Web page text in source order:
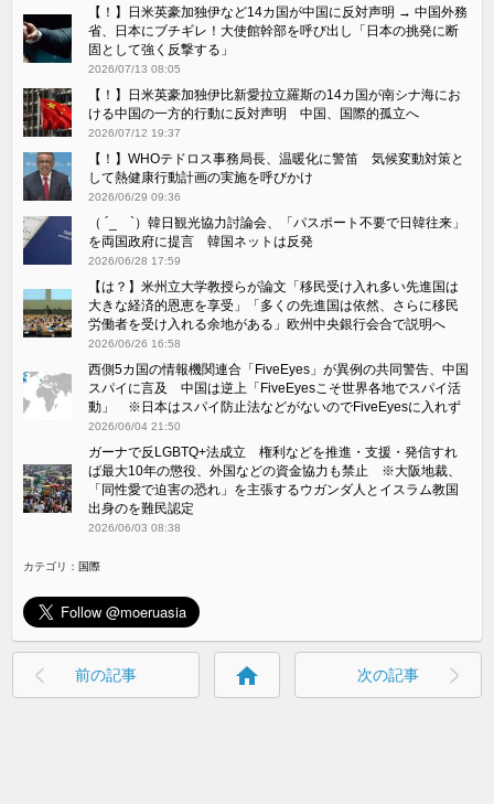
【！】日米英豪加独伊など14カ国が中国に反対声明 → 中国外務
省、日本にブチギレ！大使館幹部を呼び出し「日本の挑発に断
固として強く反撃する」
2026/07/13 08:05
【！】日米英豪加独伊比新愛拉立羅斯の14カ国が南シナ海にお
ける中国の一方的行動に反対声明 中国、国際的孤立へ
2026/07/12 19:37
【！】WHOテドロス事務局長、温暖化に警笛 気候変動対策と
して熱健康行動計画の実施を呼びかけ
2026/06/29 09:36
（ ´_ゝ`）韓日観光協力討論会、「パスポート不要で日韓往来」
を両国政府に提言 韓国ネットは反発
2026/06/28 17:59
【は？】米州立大学教授らが論文⁠「移民受け入れ多い先進国は
大きな経済的恩恵を享受」「多くの先進国は依然、さ​らに移民
労働者を受け入れる余地がある」欧州中央銀行会合で説明へ
2026/06/26 16:58
西側5カ国の情報機関連合「FiveEyes」が異例の共同警告、中国
スパイに言及 中国は逆上「FiveEyesこそ世界各地でスパイ活
動」 ※日本はスパイ防止法などがないのでFiveEyesに入れず
2026/06/04 21:50
ガーナで反LGBTQ+法成立 権利などを推進・支援・発信すれ
ば最大10年の懲役、外国などの資金協力も禁止 ※大阪地裁、
「同性愛で迫害の恐れ」を主張するウガンダ人とイスラム教国
出身のを難民認定
2026/06/03 08:38
カテゴリ： 国際
前の記事 home 次の記事